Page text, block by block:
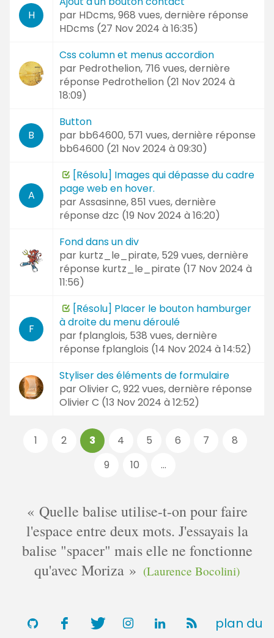
H
par HDcms, 968 vues, dernière réponse
HDcms (27 Nov 2024 à 16:35)
Css column et menus accordion
par Pedrothelion, 716 vues, dernière
réponse Pedrothelion (21 Nov 2024 à
18:09)
B
Button
par bb64600, 571 vues, dernière réponse
bb64600 (21 Nov 2024 à 09:30)
A
[Résolu] Images qui dépasse du cadre
page web en hover.
parAssasinne, 851 vues, dernière
réponse dzc (19 Nov 2024 à 16:20)
Fond dans un div
par kurtz_le_pirate, 529 vues, dernière
réponse kurtz_le_pirate (17 Nov 2024 à
11:56)
F
[Résolu] Placer le bouton hamburger
à droite du menu déroulé
par fplanglois, 538 vues, dernière
réponse fplanglois (14 Nov 2024 à 14:52)
Styliser des éléments de formulaire
parOlivier C, 922 vues, dernière réponse
Olivier C (13 Nov 2024 à 12:52)
Pages1 2 3 4 5 6 7
8
9
10 ...
Quelle balise utilise-t-on pour faire
l'espace entre deux mots. J'essayais la
balise "spacer" mais elle ne fonctionne
qu'avec Moriza
(Laurence Bocolini)
plan du